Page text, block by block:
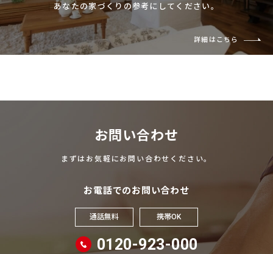
あなたの家づくりの参考にしてください。
詳細はこちら
お問い合わせ
まずはお気軽にお問い合わせください。
お電話でのお問い合わせ
通話無料 携帯OK
0120-923-000